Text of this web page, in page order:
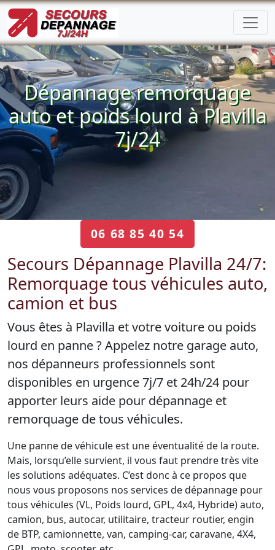
Dépannage remorquage
auto et poids lourd à Plavilla
7j/24
06 68 85 40 54
Secours Dépannage Plavilla 24/7:
Remorquage tous véhicules auto,
camion et bus
Vous êtes à Plavilla et votre voiture ou poids
lourd en panne ? Appelez notre garage auto,
nos dépanneurs professionnels sont
disponibles en urgence 7j/7 et 24h/24 pour
apporter leurs aide pour dépannage et
remorquage de tous véhicules.
Une panne de véhicule est une éventualité de la route.
Mais, lorsqu’elle survient, il vous faut prendre très vite
les solutions adéquates. C’est donc à ce propos que
nous vous proposons nos services de dépannage pour
tous véhicules (VL, Poids lourd, GPL, 4x4, Hybride) auto,
camion, bus, autocar, utilitaire, tracteur routier, engin
de BTP, camionnette, van, camping-car, caravane, 4X4,